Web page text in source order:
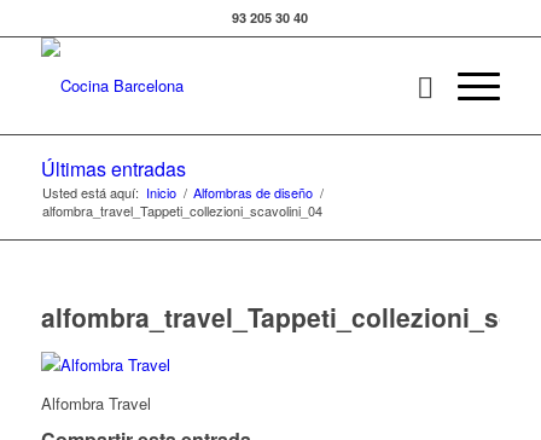
93 205 30 40
Últimas entradas
Usted está aquí: Inicio / Alfombras de diseño /
alfombra_travel_Tappeti_collezioni_scavolini_04
Alfombra Travel